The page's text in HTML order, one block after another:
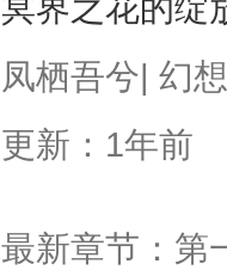
冥界之花的绽
凤栖吾兮| 幻
更新：1年前
最新章节：第